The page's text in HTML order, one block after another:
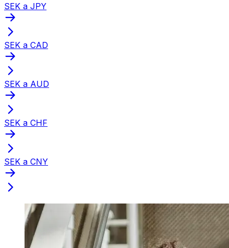
SEK a JPY
SEK a CAD
SEK a AUD
SEK a CHF
SEK a CNY